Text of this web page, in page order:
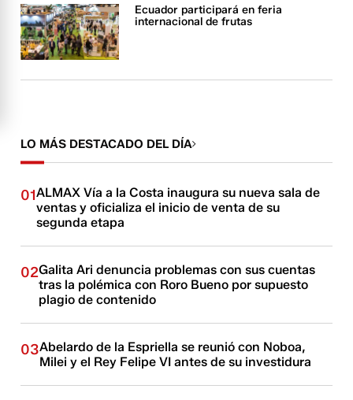
Ecuador participará en feria
internacional de frutas
LO MÁS DESTACADO DEL DÍA
01ALMAX Vía a la Costa inaugura su nueva sala de
ventas y oficializa el inicio de venta de su
segunda etapa
02Galita Ari denuncia problemas con sus cuentas
tras la polémica con Roro Bueno por supuesto
plagio de contenido
03Abelardo de la Espriella se reunió con Noboa,
Milei y el Rey Felipe VI antes de su investidura